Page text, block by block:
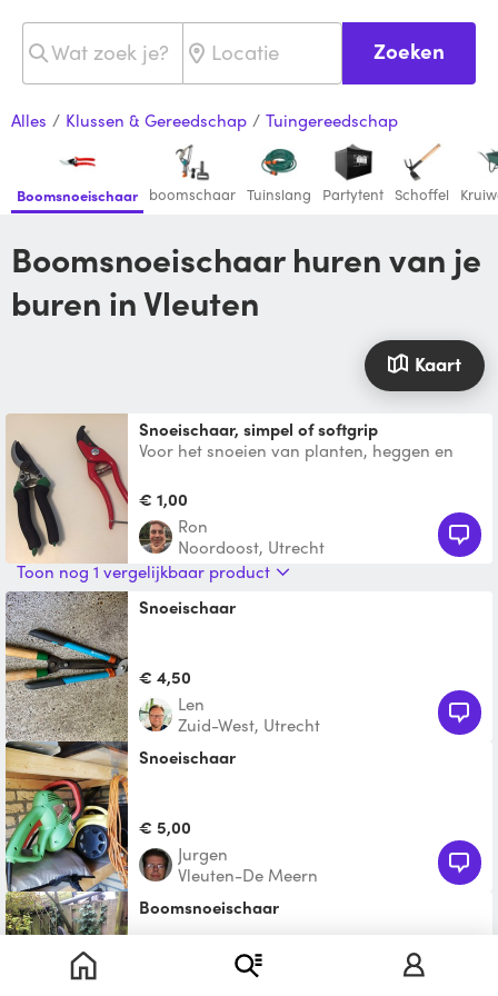
Zoeken
Alles / Klussen & Gereedschap / Tuingereedschap
Boomsnoeischaar boomschaar Tuinslang Partytent Schoffel
Boomsnoeischaar huren van je
buren in Vleuten
Kaart
Snoeischaar, simpel of softgrip
Voor het snoeien van planten, heggen en
€ 1,00
Ron
Noordoost, Utrecht
Toon nog 1 vergelijkbaar product
snoeischaar
€ 4,50
Len
Zuid-West, Utrecht
snoeischaar
€ 5,00
Jurgen
Vleuten-De Meern
Boomsnoeischaar